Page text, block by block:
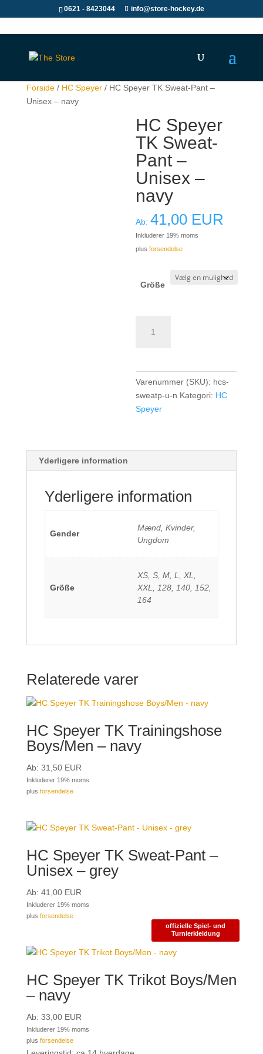
0621 - 8423044 info@store-hockey.de
Forside/ HC Speyer/ HC Speyer TK Sweat-Pant –
Unisex – navy
HC Speyer
TK Sweat-
Pant –
Unisex –
navy
Ab:41,00 EUR
Inkluderer 19% moms
plusforsendelse
Größe
Speyer
Unisex
Varenummer (SKU): hcs-
sweatp-u-n Kategori: HC
Speyer
Yderligere information
Yderligere information
Gender
Mænd, Kvinder,
Ungdom
Größe
XS, S, M, L, XL,
XXL, 128, 140, 152,
164
Relaterede varer
HC Speyer TK Trainingshose
Boys/Men – navy
Ab: 31,50EUR
Inkluderer 19% moms
plus forsendelse
offizielle Spiel- und
Turnierkleidung
HC Speyer TK Sweat-Pant –
Unisex – grey
Ab: 41,00EUR
Inkluderer 19% moms
plus forsendelse
HC Speyer TK Trikot Boys/Men
– navy
Ab: 33,00EUR
Inkluderer 19% moms
plus forsendelse